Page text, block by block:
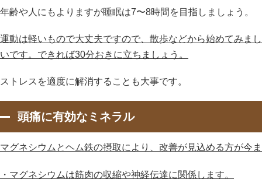
年齢や人にもよりますが睡眠は7〜8時間を目指しましょう。
運動は軽いもので大丈夫ですので、散歩などから始めてみま
いです。できれば30分おきに立ちましょう。
ストレスを適度に解消することも大事です。
頭痛に有効なミネラル
マグネシウムとヘム鉄の摂取により、改善が見込める方が今
・マグネシウムは筋肉の収縮や神経伝達に関係します。